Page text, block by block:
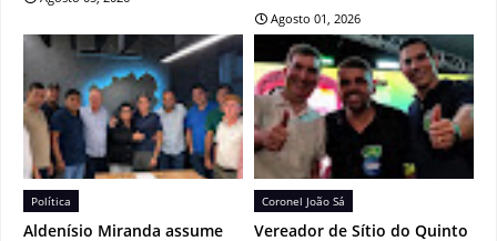
Agosto 01, 2026
Política
Aldenísio Miranda assume
Coronel João Sá
Vereador de Sítio do Quinto